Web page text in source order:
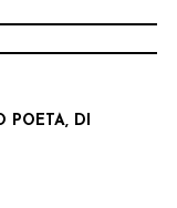
POETA, DI